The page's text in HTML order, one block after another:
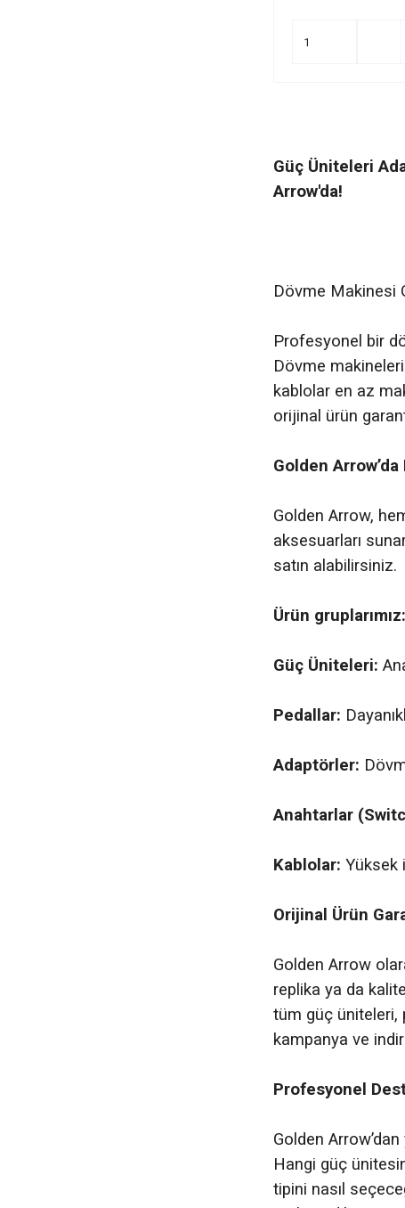
Güç Üniteleri
Arrow'da!
Dövme Makinesi
Profesyonel bir
Dövme
kablolar en az
orijinal ürün
Golden
Golden Arrow,
aksesuarları
satın alabilirsiniz.
Ürün gruplarımız:
Güç Üniteleri:
Pedallar:
Adaptörler:
Anahtarlar
Kablolar: Yüksek
Orijinal Ürün
Golden Arrow
replika ya da
tüm güç üniteleri,
kampanya ve
Profesyonel
Golden
Hangi güç
tipini nasıl